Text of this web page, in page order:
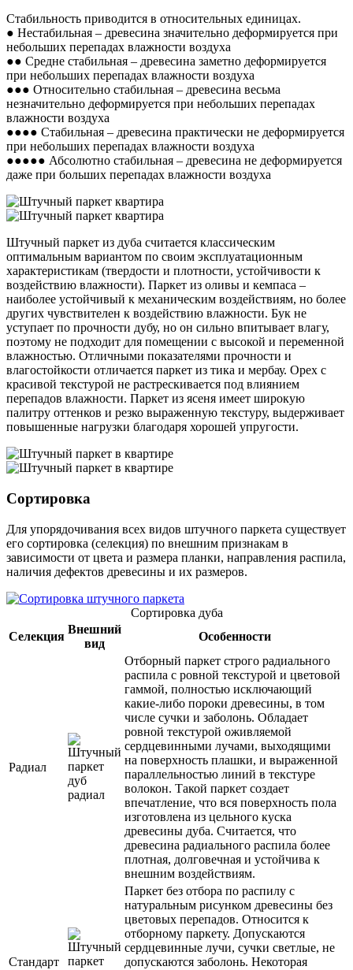
Стабильность приводится в относительных единицах.
● Неcтабильная – древесина значительно деформируется при
небольших перепадах влажности воздуха
●● Средне cтабильная – древесина заметно деформируется
при небольших перепадах влажности воздуха
●●● Относительно cтабильная – древесина весьма
незначительно деформируется при небольших перепадах
влажности воздуха
●●●● Стабильная – древесина практически не деформируется
при небольших перепадах влажности воздуха
●●●●● Абсолютно cтабильная – древесина не деформируется
даже при больших перепадах влажности воздуха
Штучный паркет из дуба считается классическим
оптимальным вариантом по своим эксплуатационным
характеристикам (твердости и плотности, устойчивости к
воздействию влажности). Паркет из оливы и кемпаса –
наиболее устойчивый к механическим воздействиям, но более
других чувствителен к воздействию влажности. Бук не
уступает по прочности дубу, но он сильно впитывает влагу,
поэтому не подходит для помещении с высокой и переменной
влажностью. Отличными показателями прочности и
влагостойкости отличается паркет из тика и мербау. Орех с
красивой текстурой не растрескивается под влиянием
перепадов влажности. Паркет из ясеня имеет широкую
палитру оттенков и резко выраженную текстуру, выдерживает
повышенные нагрузки благодаря хорошей упругости.
Сортировка
Для упорядочивания всех видов штучного паркета существует
его сортировка (селекция) по внешним признакам в
зависимости от цвета и размера планки, направления распила,
наличия дефектов древесины и их размеров.
Сортировка дуба
Селекция
Внешний
вид
Особенности
Радиал
Отборный паркет строго радиального
распила с ровной текстурой и цветовой
гаммой, полностью исключающий
какие-либо пороки древесины, в том
числе сучки и заболонь. Обладает
ровной текстурой оживляемой
сердцевинными лучами, выходящими
на поверхность плашки, и выраженной
параллельностью линий в текстуре
волокон. Такой паркет создает
впечатление, что вся поверхность пола
изготовлена из цельного куска
древесины дуба. Считается, что
древесина радиального распила более
плотная, долговечная и устойчива к
внешним воздействиям.
Стандарт
Паркет без отбора по распилу с
натуральным рисунком древесины без
цветовых перепадов. Относится к
отборному паркету. Допускаются
сердцевинные лучи, сучки светлые, не
допускаются заболонь. Некоторая